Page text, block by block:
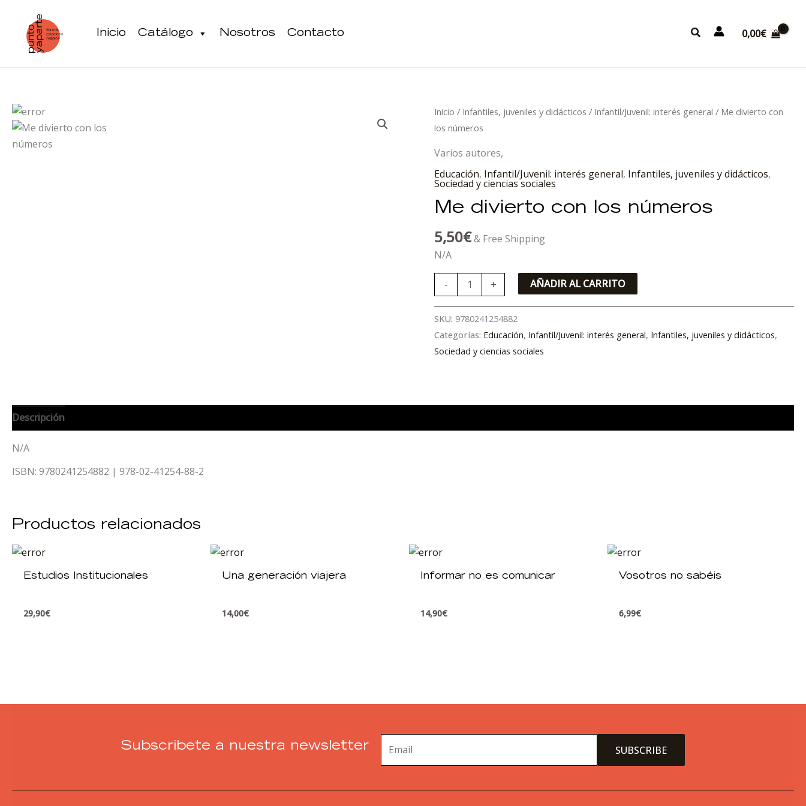
contenido
Inicio Catálogo Nosotros Contacto Buscar 0,00€
Inicio / Infantiles, juveniles y didácticos / Infantil/Juvenil: interés general / Me divierto con
los números
Varios autores,
Educación, Infantil/Juvenil: interés general, Infantiles, juveniles y didácticos,
Sociedad y ciencias sociales
Me divierto con los números
5,50€& Free Shipping
N/A
-
Me
divierto
los
números
+ AÑADIR AL CARRITO
SKU: 9780241254882
Categorías: Educación, Infantil/Juvenil: interés general, Infantiles, juveniles y didácticos,
Sociedad y ciencias sociales
Descripción
N/A
ISBN: 9780241254882 | 978-02-41254-88-2
Productos relacionados
Estudios Institucionales
29,90€
Una generación viajera
14,00€
Informar no es comunicar
14,90€
Vosotros no sabéis
6,99€
Subscribete a nuestra newsletter